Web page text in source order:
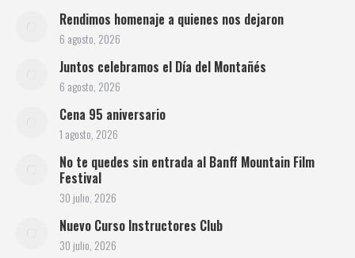
Rendimos homenaje a quienes nos dejaron
6 agosto, 2026
Juntos celebramos el Día del Montañés
6 agosto, 2026
Cena 95 aniversario
1 agosto, 2026
No te quedes sin entrada al Banff Mountain Film
Festival
30 julio, 2026
Nuevo Curso Instructores Club
30 julio, 2026